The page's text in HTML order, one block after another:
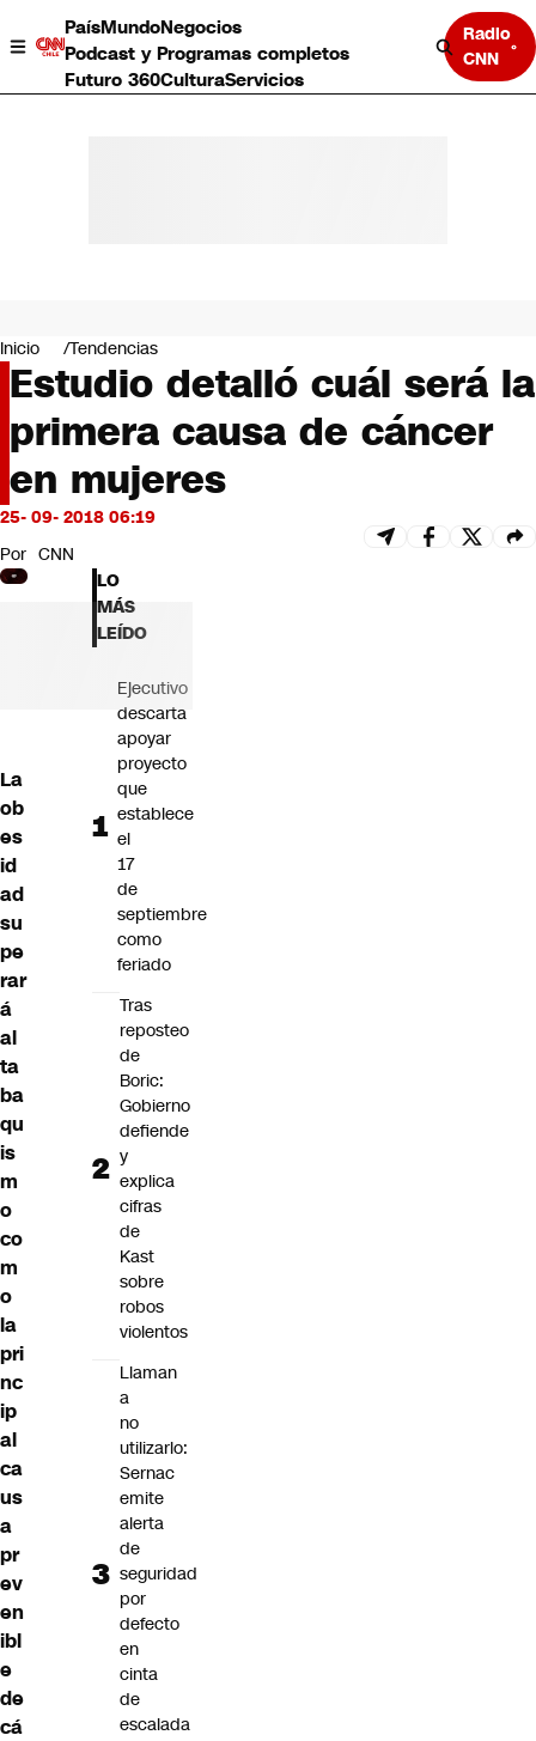
PaísMundoNegocios
Podcast y Programas completos
Futuro 360CulturaServicios
Radio
CNN
Negocios
Deportes
Programas completos
Cultura
Servicios
Bits
CNN tiempo
Futuro 360
Opinión
Inicio Tendencias
Estudio detalló cuál será la
primera causa de cáncer
en mujeres
25- 09- 2018 06:19
Por CNN
La
ob
es
id
ad
su
pe
rar
á
al
ta
ba
qu
is
m
o
co
m
o
la
pri
nc
ip
al
ca
us
a
pr
ev
en
ibl
e
de
cá
LO
MÁS
LEÍDO
Ejecutivo
descarta
apoyar
proyecto
que
establece
el
17
de
septiembre
como
feriado
Tras
reposteo
de
Boric:
Gobierno
defiende
y
explica
cifras
de
Kast
sobre
robos
violentos
Llaman
a
no
utilizarlo:
Sernac
emite
alerta
de
seguridad
por
defecto
en
cinta
de
escalada